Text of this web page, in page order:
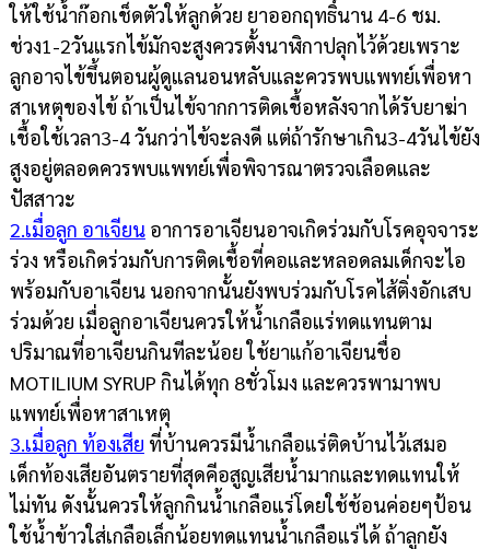
ให้ใช้น้ำก๊อกเช็ดตัวให้ลูกด้วย ยาออกฤทธิ์นาน 4-6 ชม.
ช่วง1-2วันแรกไข้มักจะสูงควรตั้งนาฬิกาปลุกไว้ด้วยเพราะ
ลูกอาจไข้ขึ้นตอนผู้ดูแลนอนหลับและควรพบแพทย์เพื่อหา
สาเหตุของไข้ ถ้าเป็นไข้จากการติดเชื้อหลังจากได้รับยาฆ่า
เชื้อใช้เวลา3-4 วันกว่าไข้จะลงดี แต่ถ้ารักษาเกิน3-4วันไข้ยัง
สูงอยู่ตลอดควรพบแพทย์เพื่อพิจารณาตรวจเลือดและ
ปัสสาวะ
2.เมื่อลูก อาเจียนอาการอาเจียนอาจเกิดร่วมกับโรคอุจจาระ
ร่วง หรือเกิดร่วมกับการติดเชื้อที่คอและหลอดลมเด็กจะไอ
พร้อมกับอาเจียน นอกจากนั้นยังพบร่วมกับโรคไส้ติ่งอักเสบ
ร่วมด้วย เมื่อลูกอาเจียนควรให้น้ำเกลือแร่ทดแทนตาม
ปริมาณที่อาเจียนกินทีละน้อย ใช้ยาแก้อาเจียนชื่อ
MOTILIUM SYRUP กินได้ทุก 8ชั่วโมง และควรพามาพบ
แพทย์เพื่อหาสาเหตุ
3.เมื่อลูก ท้องเสีย ที่บ้านควรมีน้ำเกลือแร่ติดบ้านไว้เสมอ
เด็กท้องเสียอันตรายที่สุดคีอสูญเสียน้ำมากและทดแทนให้
ไม่ทัน ดังนั้นควรให้ลูกกินน้ำเกลือแร่โดยใช้ช้อนค่อยๆป้อน
ใช้น้ำข้าวใส่เกลือเล็กน้อยทดแทนน้ำเกลือแร่ได้ ถ้าลูกยัง